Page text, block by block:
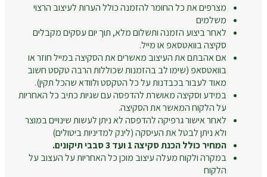
מצרפים את כל החומר להזמנה כולל הערות לעיצוב הרצוי
משלמים
לאחר ביצוע הזמנה ותשלום מלא, תוך יום עסקים מקבלים
סקיצה בוואטסאפ או מייל.
אם אהבתם את העיצוב מאשרים את הסקיצה במייל חוזר או
בוואטסאפ (שימו לב בהזמנות שכוללות הרבה טקסט חשוב
מאוד לעבור בכבדנות על כל הטקסט ולוודא שהכל תקין).
במידע וסקיצה מאושרת להדפסה עם שגיות כתיב כל האחריות
על הלקוח המאשר את הסקיצה.
לאחר אישור גרפיקה להדפסה לא ניתן לעשות שינויים במוצר
ולא ניתן לבטל את העיסקה (לינק למדיניות ביטולים)
המחיר כולל הכנת סקיצה 1 ועד 3 סבבי תיקונים.
במקרה ולקוח מעלה עיצוב מוכן כל האחריות על העצוב על
הלקוח